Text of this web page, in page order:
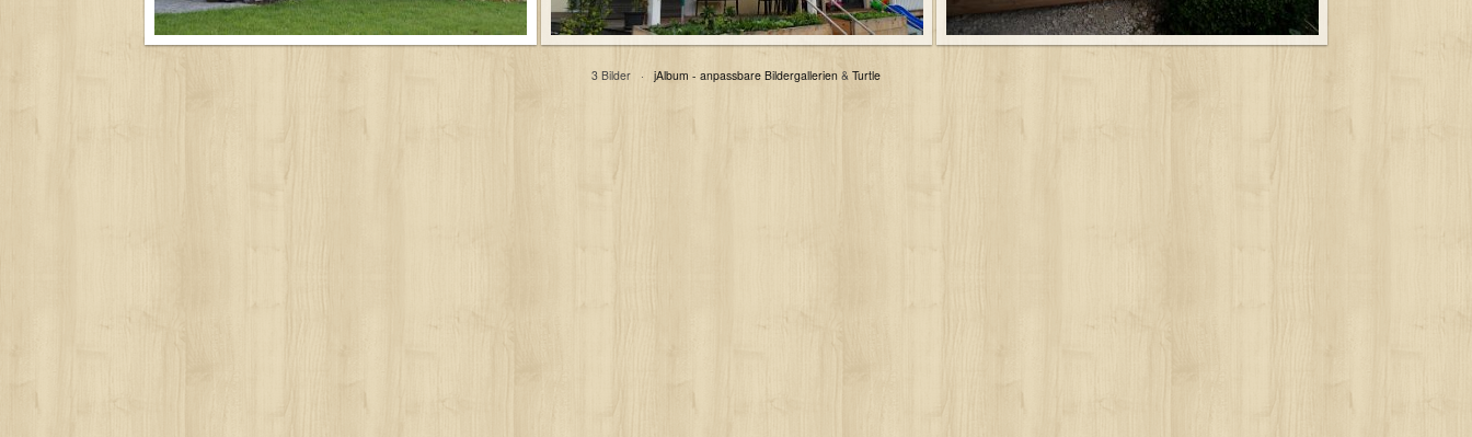
3 Bilder · jAlbum - anpassbare Bildergallerien & Turtle